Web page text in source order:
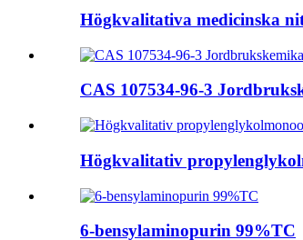
Högkvalitativa medicinska
CAS 107534-96-3
Högkvalitativ
6-bensylaminopurin 99%TC